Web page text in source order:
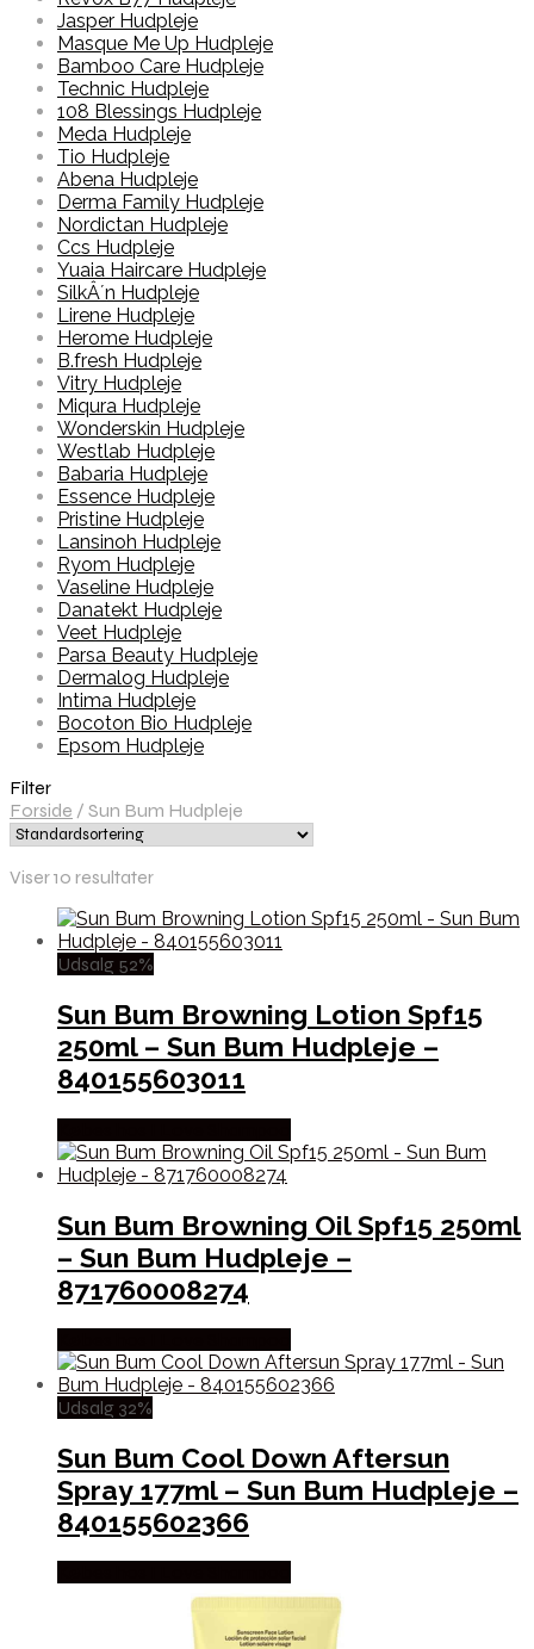
Jasper Hudpleje
Masque Me Up Hudpleje
Bamboo Care Hudpleje
Technic Hudpleje
108 Blessings Hudpleje
Meda Hudpleje
Tio Hudpleje
Abena Hudpleje
Derma Family Hudpleje
Nordictan Hudpleje
Ccs Hudpleje
Yuaia Haircare Hudpleje
SilkÂ´n Hudpleje
Lirene Hudpleje
Herome Hudpleje
B.fresh Hudpleje
Vitry Hudpleje
Miqura Hudpleje
Wonderskin Hudpleje
Westlab Hudpleje
Babaria Hudpleje
Essence Hudpleje
Pristine Hudpleje
Lansinoh Hudpleje
Ryom Hudpleje
Vaseline Hudpleje
Danatekt Hudpleje
Veet Hudpleje
Parsa Beauty Hudpleje
Dermalog Hudpleje
Intima Hudpleje
Bocoton Bio Hudpleje
Epsom Hudpleje
Filter
Forside / Sun Bum Hudpleje
Viser 10 resultater
Udsalg 52%
Sun Bum Browning Lotion Spf15
250ml – Sun Bum Hudpleje –
840155603011
Sun Bum Browning Oil Spf15 250ml
– Sun Bum Hudpleje –
871760008274
Udsalg 32%
Sun Bum Cool Down Aftersun
Spray 177ml – Sun Bum Hudpleje –
840155602366